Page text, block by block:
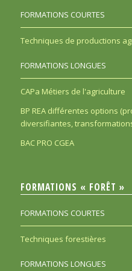
FORMATIONS COURTES
Techniques de productions
FORMATIONS LONGUES
CAPa Métiers de l'agriculture
BP REA différentes options
diversifiantes,
BAC PRO CGEA
FORMATIONS « FORÊT »
FORMATIONS COURTES
Techniques forestières
FORMATIONS LONGUES